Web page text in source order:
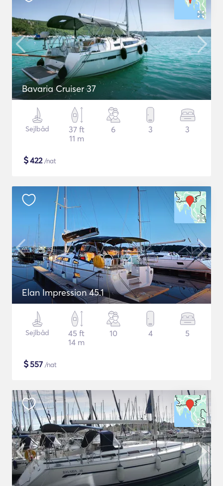
Bavaria Cruiser 37
Sejlbåd
37 ft
11 m
6 3 3
$422/nat
Elan Impression 45.1
Sejlbåd
45 ft
14 m
10 4 5
$557 /nat